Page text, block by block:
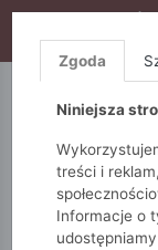
S10),
5.10.15.
Zgoda
Niniejsza
treści i
Informacje o